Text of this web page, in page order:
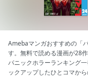
Amebaマンガおすすめの「
す。無料で読める漫画が28
パニックホラーランキング
ックアップしたひとコマか